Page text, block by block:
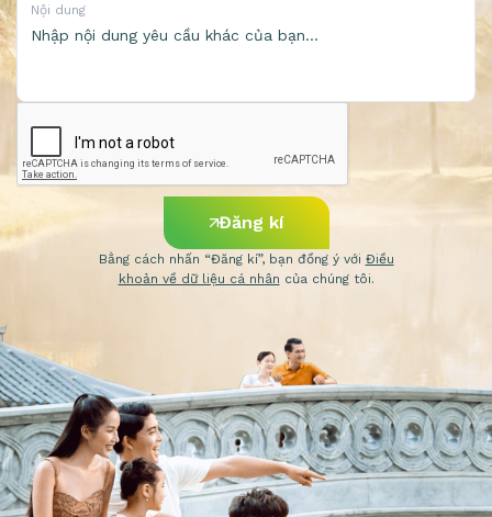
Nội dung
Bằng cách nhấn “Đăng kí”, bạn đồng ý với Điều
khoản về dữ liệu cá nhân của chúng tôi.
Đăng kí